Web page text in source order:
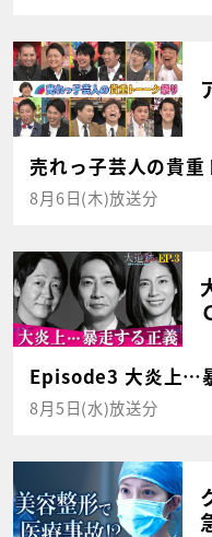
売れっ子芸人の貴
8月6日(木)放送分
Episode3 大炎上…
8月5日(水)放送分